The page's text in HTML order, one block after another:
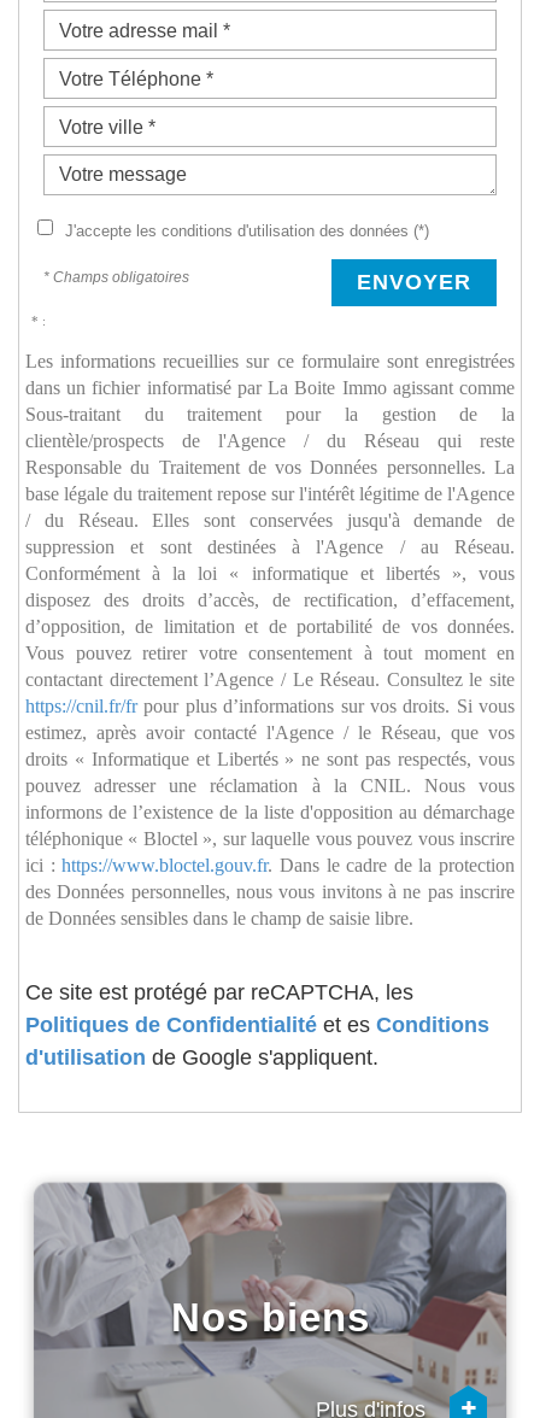
J'accepte les conditions d'utilisation des données (*)
* Champs obligatoires ENVOYER
* :
Les informations recueillies sur ce formulaire sont enregistrées
dans un fichier informatisé par La Boite Immo agissant comme
Sous-traitant du traitement pour la gestion de la
clientèle/prospects de l'Agence / du Réseau qui reste
Responsable du Traitement de vos Données personnelles. La
base légale du traitement repose sur l'intérêt légitime de l'Agence
/ du Réseau. Elles sont conservées jusqu'à demande de
suppression et sont destinées à l'Agence / au Réseau.
Conformément à la loi « informatique et libertés », vous
disposez des droits d’accès, de rectification, d’effacement,
d’opposition, de limitation et de portabilité de vos données.
Vous pouvez retirer votre consentement à tout moment en
contactant directement l’Agence / Le Réseau. Consultez le site
https://cnil.fr/frpour plus d’informations sur vos droits. Si vous
estimez, après avoir contacté l'Agence / le Réseau, que vos
droits « Informatique et Libertés » ne sont pas respectés, vous
pouvez adresser une réclamation à la CNIL. Nous vous
informons de l’existence de la liste d'opposition au démarchage
téléphonique « Bloctel », sur laquelle vous pouvez vous inscrire
ici :https://www.bloctel.gouv.fr. Dans le cadre de la protection
des Données personnelles, nous vous invitons à ne pas inscrire
de Données sensibles dans le champ de saisie libre.
Ce site est protégé par reCAPTCHA, les
Politiques de Confidentialité et es Conditions
d'utilisation de Google s'appliquent.
Nos biens
Plus d'infos +